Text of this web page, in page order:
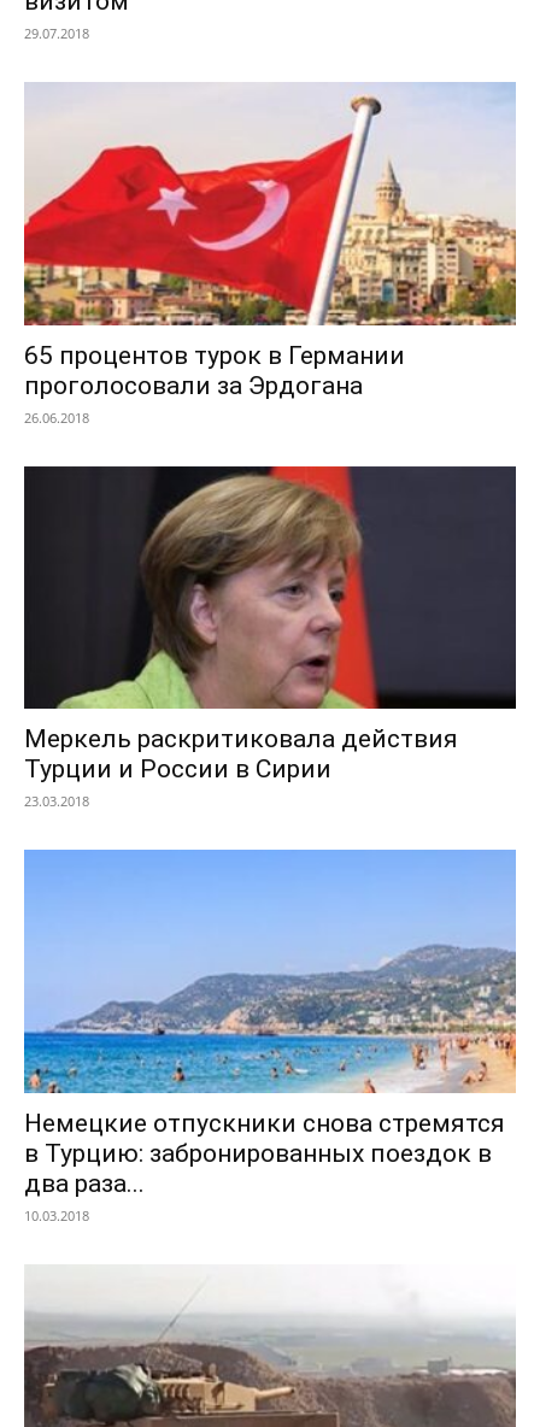
29.07.2018
65 процентов турок в Германии
проголосовали за Эрдогана
26.06.2018
Меркель раскритиковала действия
Турции и России в Сирии
23.03.2018
Немецкие отпускники снова стремятся
в Турцию: забронированных поездок в
два раза...
10.03.2018